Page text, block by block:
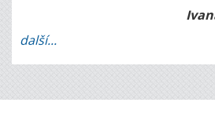
další...